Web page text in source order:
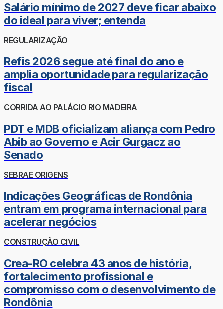
Salário mínimo de 2027 deve ficar abaixo
do ideal para viver; entenda
REGULARIZAÇÃO
Refis 2026 segue até final do ano e
amplia oportunidade para regularização
fiscal
CORRIDA AO PALÁCIO RIO MADEIRA
PDT e MDB oficializam aliança com Pedro
Abib ao Governo e Acir Gurgacz ao
Senado
SEBRAE ORIGENS
Indicações Geográficas de Rondônia
entram em programa internacional para
acelerar negócios
CONSTRUÇÃO CIVIL
Crea-RO celebra 43 anos de história,
fortalecimento profissional e
compromisso com o desenvolvimento de
Rondônia